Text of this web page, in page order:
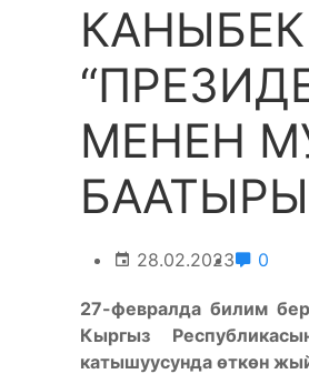
МЕНЕН
28.02.2023 0
27-февралда билим
Кыргыз
катышуусунда өткөн